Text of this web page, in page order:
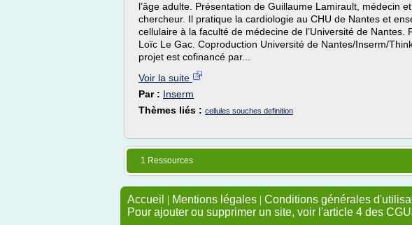
l’âge adulte. Présentation de Guillaume Lamirault, médecin
chercheur. Il pratique la cardiologie au CHU de Nantes et
cellulaire à la faculté de médecine de l’Université de Nantes.
Loïc Le Gac. Coproduction Université de Nantes/Inserm/
projet est cofinancé par...
Voir la suite
Par : Inserm
Thèmes liés : cellules souches definition
1 Ressources
Accueil | Mentions légales | Conditions générales
Pour ajouter ou supprimer un site, voir l'article 4 des